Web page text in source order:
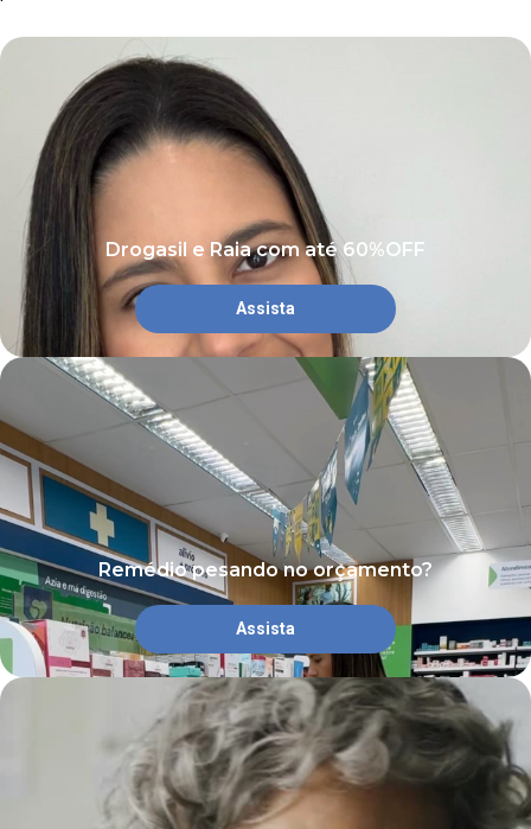
Drogasil e Raia com até 60%OFF
Assista
Remédio pesando no orçamento?
Assista